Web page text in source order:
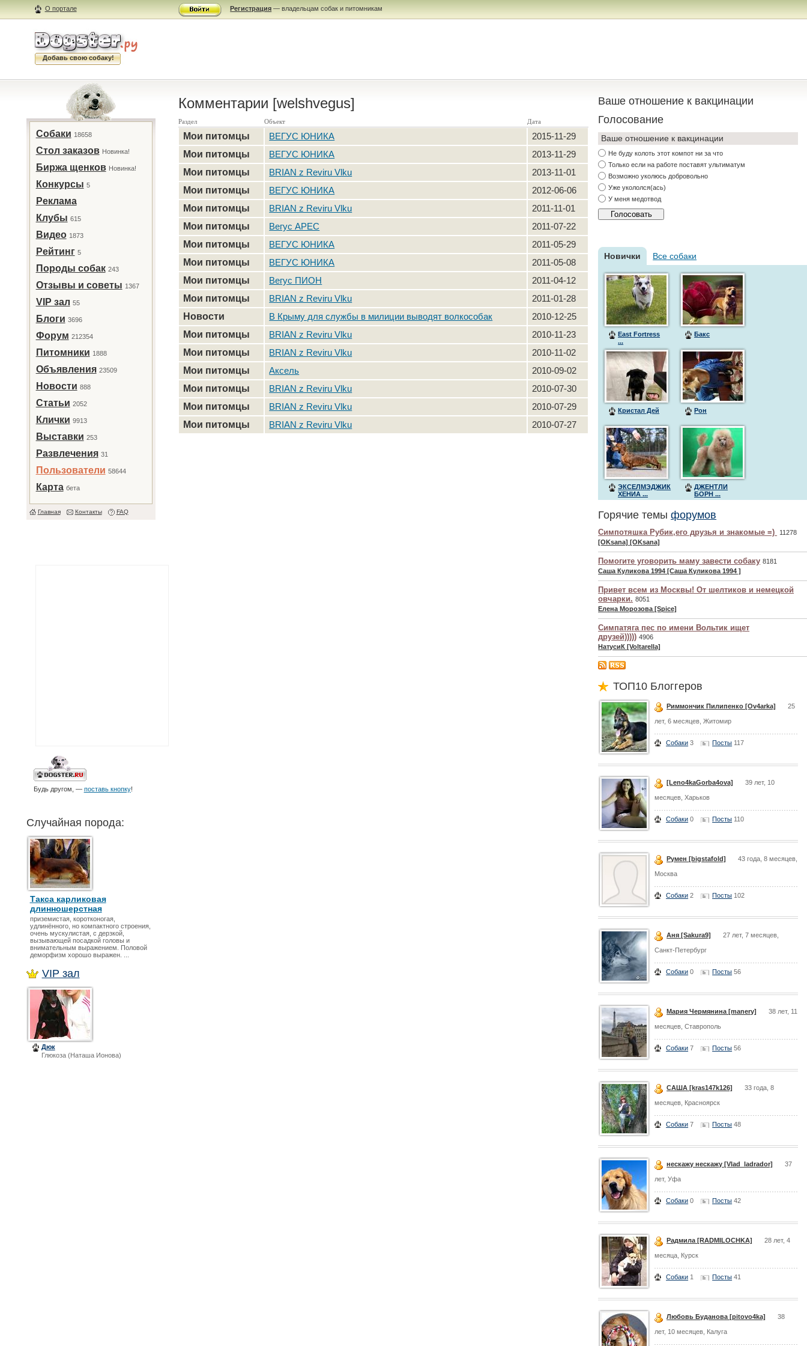
О портале Регистрация — владельцам собак и питомникам
Добавь свою собаку!
Собаки 18658
Стол заказов Новинка!
Биржа щенков Новинка!
Конкурсы 5
Реклама
Клубы 615
Видео 1873
Рейтинг 5
Породы собак 243
Отзывы и советы 1367
VIP зал 55
Блоги 3696
Форум 212354
Питомники 1888
Объявления 23509
Новости 888
Статьи 2052
Клички 9913
Выставки 253
Развлечения 31
Пользователи 58644
Карта бета
Главная Контакты FAQ
Будь другом, — поставь кнопку!
Случайная порода:
Такса карликовая
длинношерстная
приземистая, коротконогая,
удлинённого, но компактного строения,
очень мускулистая, с дерзкой,
вызывающей посадкой головы и
внимательным выражением. Половой
деморфизм хорошо выражен. ...
VIP зал
Дюк
Глюкоза (Наташа Ионова)
Комментарии [welshvegus]
Раздел Объект Дата
Мои питомцы ВЕГУС ЮНИКА
2015-11-29
Мои питомцы
ВЕГУС ЮНИКА
2013-11-29
Мои питомцы
BRIAN z Reviru Vlku
2013-11-01
Мои питомцы
ВЕГУС ЮНИКА
2012-06-06
Мои питомцы
BRIAN z Reviru Vlku
2011-11-01
Мои питомцы
Вегус АРЕС
2011-07-22
Мои питомцы
ВЕГУС ЮНИКА
2011-05-29
Мои питомцы
ВЕГУС ЮНИКА
2011-05-08
Мои питомцы
Вегус ПИОН
2011-04-12
Мои питомцы
BRIAN z Reviru Vlku
2011-01-28
Новости
В Крыму для службы в милиции выводят волкособак
2010-12-25
Мои питомцы
BRIAN z Reviru Vlku
2010-11-23
Мои питомцы
BRIAN z Reviru Vlku
2010-11-02
Мои питомцы
Аксель
2010-09-02
Мои питомцы
BRIAN z Reviru Vlku
2010-07-30
Мои питомцы
BRIAN z Reviru Vlku
2010-07-29
Мои питомцы
BRIAN z Reviru Vlku 2010-07-27
Ваше отношение к вакцинации
Голосование
Ваше отношение к вакцинации
Не буду колоть этот компот ни за что
Только если на работе поставят ультиматум
Возможно уколюсь добровольно
Уже укололся(ась)
У меня медотвод
Новички Все собаки
East Fortress
...
Бакс
Кристал Дей Рон
ЭКСЕЛМЭДЖИК
ХЕНИА ...
ДЖЕНТЛИ
БОРН ...
Горячие темыфорумов
Симпотяшка Рубик,его друзья и знакомые =)
11278
[OKsana] [OKsana]
Помогите уговорить маму завести собаку 8181
Саша Куликова 1994 [Саша Куликова 1994 ]
Привет всем из Москвы! От шелтиков и немецкой
овчарки. 8051
Елена Морозова [Spice]
Симпатяга пес по имени Вольтик ищет
друзей))))) 4906
НатусиК [Voltarella]
ТОП10 Блоггеров
Риммончик Пилипенко [Ov4arka] 25
лет, 6 месяцев, Житомир
Собаки 3 Посты 117
[Leno4kaGorba4ova] 39 лет, 10
месяцев, Харьков
Собаки 0 Посты 110
Румен [bigstafold] 43 года, 8 месяцев,
Москва
Собаки 2 Посты 102
Аня [Sakura9] 27 лет, 7 месяцев,
Санкт-Петербург
Собаки 0 Посты 56
Мария Чермянина [manery] 38 лет, 11
месяцев, Ставрополь
Собаки 7 Посты 56
САША [kras147k126] 33 года, 8
месяцев, Красноярск
Собаки 7 Посты 48
нескажу нескажу [Vlad_ladrador] 37
лет, Уфа
Собаки 0 Посты 42
Радмила [RADMILOCHKA] 28 лет, 4
месяца, Курск
Собаки 1 Посты 41
Любовь Буданова [pitovo4ka] 38
лет, 10 месяцев, Калуга